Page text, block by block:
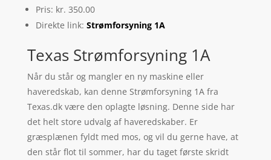
Pris: kr. 350.00
Direkte link: Strømforsyning 1A
Texas Strømforsyning 1A
Når du står og mangler en ny maskine eller
haveredskab, kan denne Strømforsyning 1A fra
Texas.dk være den oplagte løsning. Denne side har
det helt store udvalg af haveredskaber. Er
græsplænen fyldt med mos, og vil du gerne have, at
den står flot til sommer, har du taget første skridt